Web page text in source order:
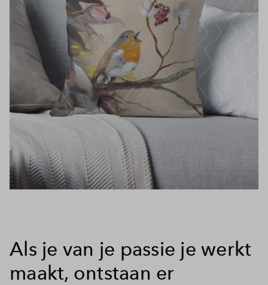
Als je van je passie je werkt
maakt, ontstaan er